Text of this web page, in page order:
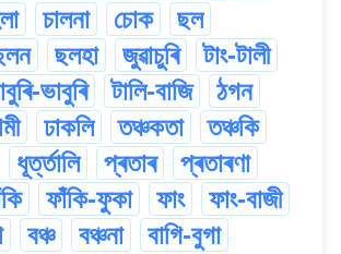
চালনা চোক
ছল
ছলহা জুৱাচুৰি
টাং-টালী
ভাবুৰি টালি-বাজি
ঠগন
ঢাকলি তঞ্চকতা
তঞ্চকি
ধূৰ্ত্তালি প্ৰতাৰ
প্ৰতাৰণা
ফাঁকি-ফুকা ফাং
ফাং-বাজী
বঞ্চ বঞ্চনা
বাগি-বুগা